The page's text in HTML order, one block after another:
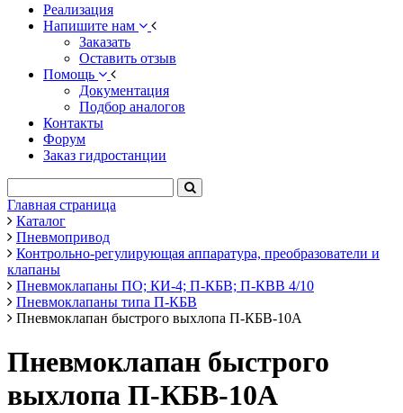
Реализация
Напишите нам
Заказать
Оставить отзыв
Помощь
Документация
Подбор аналогов
Контакты
Форум
Заказ гидростанции
Главная страница
Каталог
Пневмопривод
Контрольно-регулирующая аппаратура, преобразователи и
клапаны
Пневмоклапаны ПО; КИ-4; П-КБВ; П-КВВ 4/10
Пневмоклапаны типа П-КБВ
Пневмоклапан быстрого выхлопа П-КБВ-10А
Пневмоклапан быстрого
выхлопа П-КБВ-10А